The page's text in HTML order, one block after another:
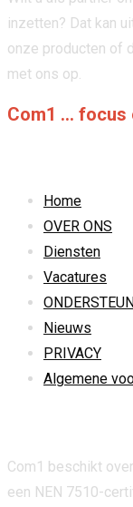
inzetten? Dat kan
onze producten of
met ons op.
Com1 ... focus
Home
OVER ONS
Diensten
Vacatures
Nieuws
PRIVACY
Algemene
Com1 beschikt
een NEN 7510-